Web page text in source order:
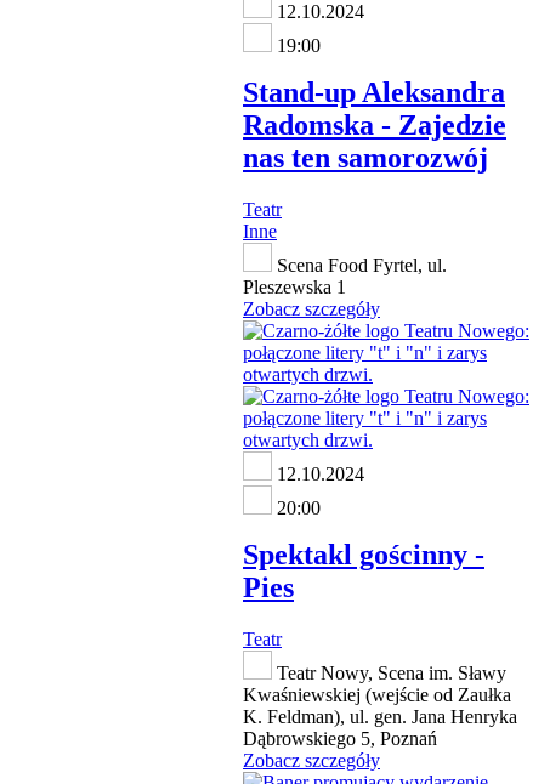
12.10.2024
19:00
Stand-up Aleksandra
Radomska - Zajedzie
nas ten samorozwój
Teatr
Inne
Scena Food Fyrtel, ul.
Pleszewska 1
Zobacz szczegóły
12.10.2024
20:00
Spektakl gościnny -
Pies
Teatr
Teatr Nowy, Scena im. Sławy
Kwaśniewskiej (wejście od Zaułka
K. Feldman), ul. gen. Jana Henryka
Dąbrowskiego 5, Poznań
Zobacz szczegóły